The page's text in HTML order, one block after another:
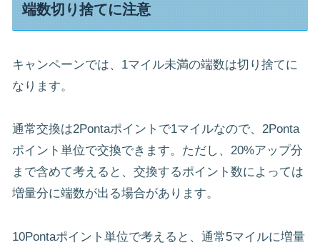
端数切り捨てに注意
キャンペーンでは、1マイル未満の端数は切り捨てに
なります。
通常交換は2Pontaポイントで1マイルなので、2Ponta
ポイント単位で交換できます。ただし、20%アップ分
まで含めて考えると、交換するポイント数によっては
増量分に端数が出る場合があります。
10Pontaポイント単位で考えると、通常5マイルに増量